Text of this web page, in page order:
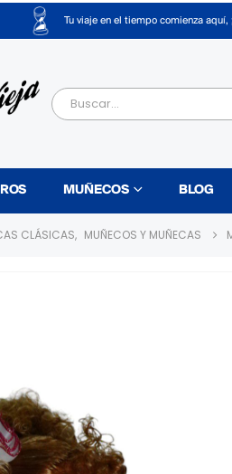
Tu viaje en el tiempo comienza aquí,
MUÑECOS BLOG
CLÁSICAS, MUÑECOS Y MUÑECAS